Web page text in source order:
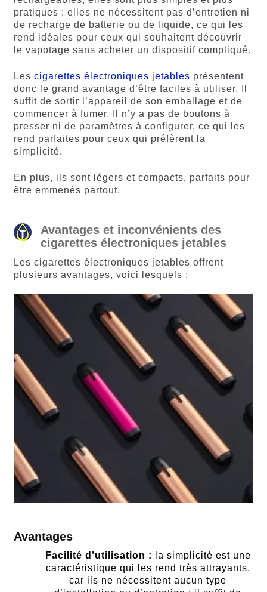
pratiques : elles ne nécessitent pas d’entretien ni
de recharge de batterie ou de liquide, ce qui les
rend idéales pour ceux qui souhaitent découvrir
le vapotage sans acheter un dispositif compliqué.
Les cigarettes électroniques jetables présentent
donc le grand avantage d’être faciles à utiliser. Il
suffit de sortir l’appareil de son emballage et de
commencer à fumer. Il n’y a pas de boutons à
presser ni de paramètres à configurer, ce qui les
rend parfaites pour ceux qui préfèrent la
simplicité.
En plus, ils sont légers et compacts, parfaits pour
être emmenés partout.
Avantages et inconvénients des
cigarettes électroniques jetables
Les cigarettes électroniques jetables offrent
plusieurs avantages, voici lesquels :
Avantages
Facilité d’utilisation : la simplicité est une
caractéristique qui les rend très attrayants,
car ils ne nécessitent aucun type